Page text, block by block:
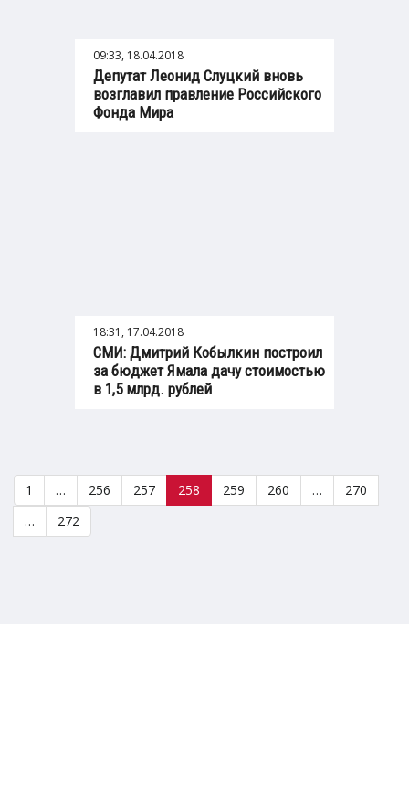
09:33, 18.04.2018
Депутат Леонид Слуцкий вновь
возглавил правление Российского
Фонда Мира
18:31, 17.04.2018
СМИ: Дмитрий Кобылкин построил
за бюджет Ямала дачу стоимостью
в 1,5 млрд. рублей
1 … 256 257 258 259 260 …
270
…
272